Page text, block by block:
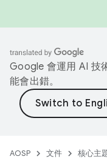
Google 會運用 AI 技
能會出錯。
AOSP 文件 核心主